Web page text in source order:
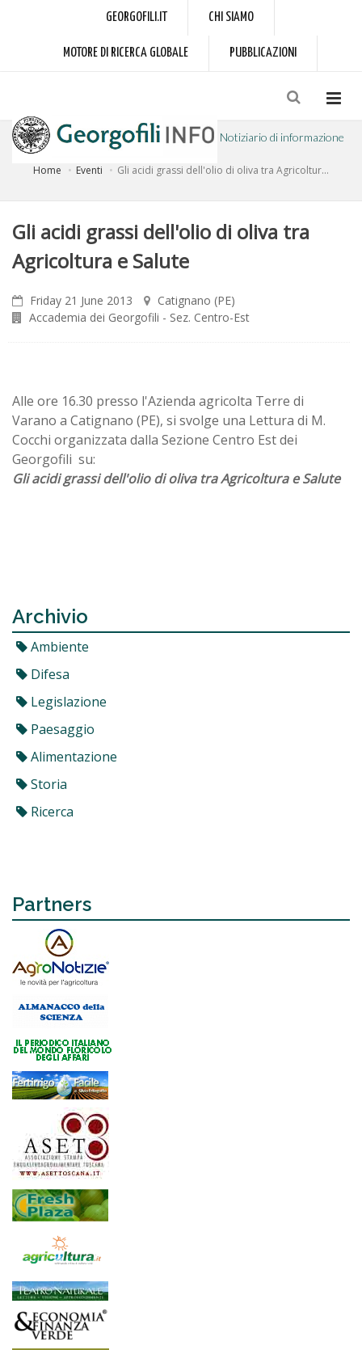
GEORGOFILI.IT CHI SIAMO
MOTORE DI RICERCA GLOBALE PUBBLICAZIONI
Notiziario di informazione
Home Eventi Gli acidi grassi dell'olio di oliva tra Agricoltur...
Gli acidi grassi dell'olio di oliva tra
Agricoltura e Salute
Friday 21 June 2013
Catignano (PE)
Accademia dei Georgofili - Sez. Centro-Est
Alle ore 16.30 presso l'Azienda agricolta Terre di
Varano a Catignano (PE), si svolge una Lettura di M.
Cocchi organizzata dalla Sezione Centro Est dei
Georgofili su:
Gli acidi grassi dell'olio di oliva tra Agricoltura e Salute
Archivio
Ambiente
Difesa
Legislazione
Paesaggio
Alimentazione
Storia
Ricerca
Partners